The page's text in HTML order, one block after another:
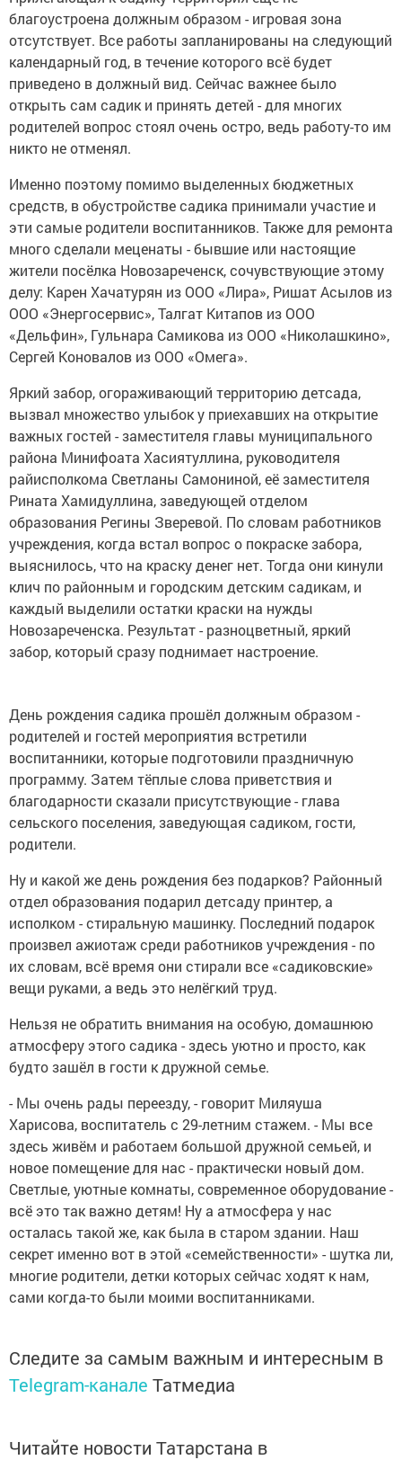
благоустроена должным образом - игровая зона
отсутствует. Все работы запланированы на следующий
календарный год, в течение которого всё будет
приведено в должный вид. Сейчас важнее было
открыть сам садик и принять детей - для многих
родителей вопрос стоял очень остро, ведь работу-то им
никто не отменял.
Именно поэтому помимо выделенных бюджетных
средств, в обустройстве садика принимали участие и
эти самые родители воспитанников. Также для ремонта
много сделали меценаты - бывшие или настоящие
жители посёлка Новозареченск, сочувствующие этому
делу: Карен Хачатурян из ООО «Лира», Ришат Асылов из
ООО «Энергосервис», Талгат Китапов из ООО
«Дельфин», Гульнара Самикова из ООО «Николашкино»,
Сергей Коновалов из ООО «Омега».
Яркий забор, огораживающий территорию детсада,
вызвал множество улыбок у приехавших на открытие
важных гостей - заместителя главы муниципального
района Минифоата Хасиятуллина, руководителя
райисполкома Светланы Самониной, её заместителя
Рината Хамидуллина, заведующей отделом
образования Регины Зверевой. По словам работников
учреждения, когда встал вопрос о покраске забора,
выяснилось, что на краску денег нет. Тогда они кинули
клич по районным и городским детским садикам, и
каждый выделили остатки краски на нужды
Новозареченска. Результат - разноцветный, яркий
забор, который сразу поднимает настроение.
День рождения садика прошёл должным образом -
родителей и гостей мероприятия встретили
воспитанники, которые подготовили праздничную
программу. Затем тёплые слова приветствия и
благодарности сказали присутствующие - глава
сельского поселения, заведующая садиком, гости,
родители.
Ну и какой же день рождения без подарков? Районный
отдел образования подарил детсаду принтер, а
исполком - стиральную машинку. Последний подарок
произвел ажиотаж среди работников учреждения - по
их словам, всё время они стирали все «садиковские»
вещи руками, а ведь это нелёгкий труд.
Нельзя не обратить внимания на особую, домашнюю
атмосферу этого садика - здесь уютно и просто, как
будто зашёл в гости к дружной семье.
- Мы очень рады переезду, - говорит Миляуша
Харисова, воспитатель с 29-летним стажем. - Мы все
здесь живём и работаем большой дружной семьей, и
новое помещение для нас - практически новый дом.
Светлые, уютные комнаты, современное оборудование -
всё это так важно детям! Ну а атмосфера у нас
осталась такой же, как была в старом здании. Наш
секрет именно вот в этой «семейственности» - шутка ли,
многие родители, детки которых сейчас ходят к нам,
сами когда-то были моими воспитанниками.
Следите за самым важным и интересным в
Telegram-канале Татмедиа
Читайте новости Татарстана в